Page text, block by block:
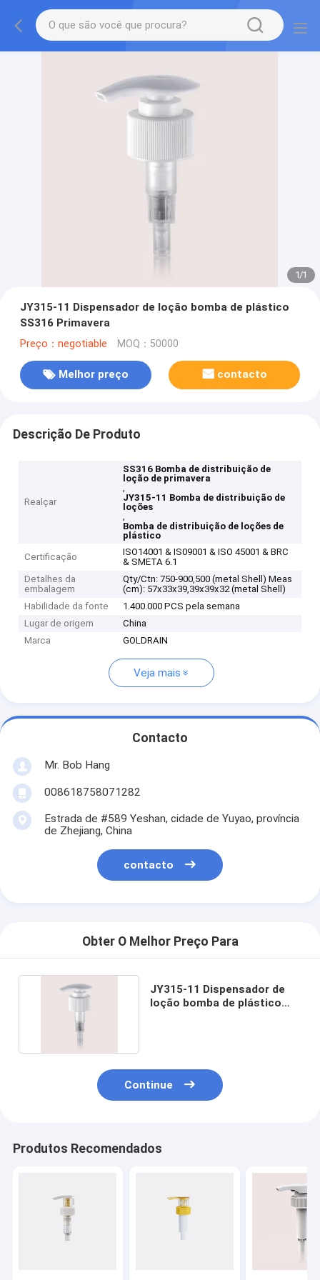
1/1
JY315-11 Dispensador de loção bomba de plástico
SS316 Primavera
Preço：negotiable MOQ：50000
Melhor preço contacto
Descrição De Produto
Realçar
SS316 Bomba de distribuição de
loção de primavera
,
JY315-11 Bomba de distribuição de
loções
,
Bomba de distribuição de loções de
plástico
Certificação
ISO14001 & IS09001 & ISO 45001 & BRC
& SMETA 6.1
Detalhes da
embalagem
Qty/Ctn: 750-900,500 (metal Shell) Meas
(cm): 57x33x39,39x39x32 (metal Shell)
Habilidade da fonte
1.400.000 PCS pela semana
Lugar de origem
China
Marca
GOLDRAIN
Veja mais
Contacto
Mr. Bob Hang
008618758071282
Estrada de #589 Yeshan, cidade de Yuyao, província
de Zhejiang, China
contacto
Obter O Melhor Preço Para
JY315-11 Dispensador de
loção bomba de plástico
Continue
Produtos Recomendados